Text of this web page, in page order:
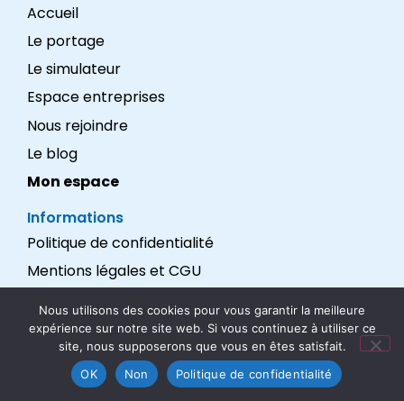
Accueil
Le portage
Le simulateur
Espace entreprises
Nous rejoindre
Le blog
Mon espace
Informations
Politique de confidentialité
Mentions légales et CGU
Nous suivre
Nous utilisons des cookies pour vous garantir la meilleure
expérience sur notre site web. Si vous continuez à utiliser ce
site, nous supposerons que vous en êtes satisfait.
OK
Non Politique de confidentialité